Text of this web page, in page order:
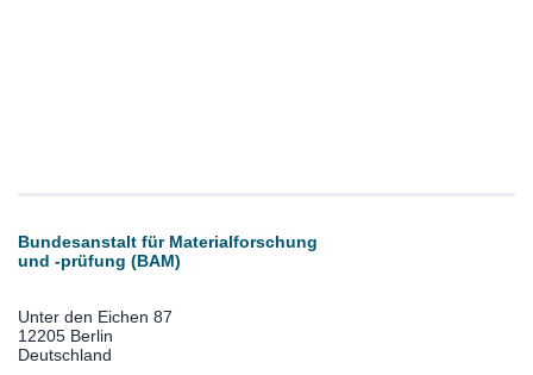
Bundesanstalt für Materialforschung
und -prüfung (BAM)
Unter den Eichen 87
12205 Berlin
Deutschland